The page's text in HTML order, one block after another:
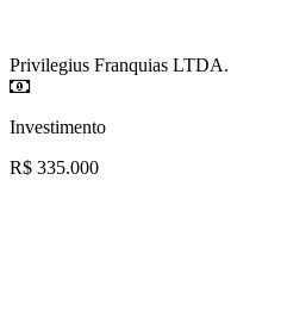
Privilegius Franquias LTDA.
Investimento
R$ 335.000